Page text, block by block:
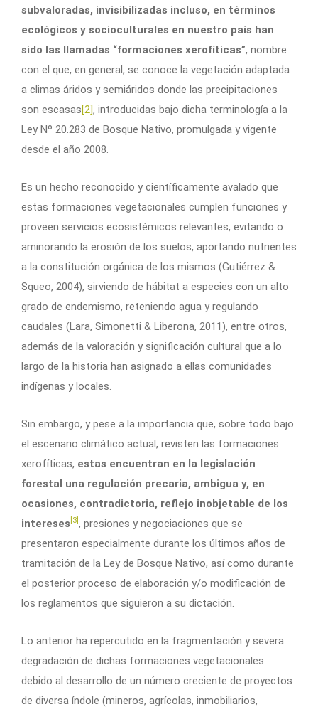
subvaloradas, invisibilizadas incluso, en términos
ecológicos y socioculturales en nuestro país han
sido las llamadas “formaciones xerofíticas”, nombre
con el que, en general, se conoce la vegetación adaptada
a climas áridos y semiáridos donde las precipitaciones
son escasas[2], introducidas bajo dicha terminología a la
Ley Nº 20.283 de Bosque Nativo, promulgada y vigente
desde el año 2008.
Es un hecho reconocido y científicamente avalado que
estas formaciones vegetacionales cumplen funciones y
proveen servicios ecosistémicos relevantes, evitando o
aminorando la erosión de los suelos, aportando nutrientes
a la constitución orgánica de los mismos (Gutiérrez &
Squeo, 2004), sirviendo de hábitat a especies con un alto
grado de endemismo, reteniendo agua y regulando
caudales (Lara, Simonetti & Liberona, 2011), entre otros,
además de la valoración y significación cultural que a lo
largo de la historia han asignado a ellas comunidades
indígenas y locales.
Sin embargo, y pese a la importancia que, sobre todo bajo
el escenario climático actual, revisten las formaciones
xerofíticas, estas encuentran en la legislación
forestal una regulación precaria, ambigua y, en
ocasiones, contradictoria, reflejo inobjetable de los
intereses [3], presiones y negociaciones que se
presentaron especialmente durante los últimos años de
tramitación de la Ley de Bosque Nativo, así como durante
el posterior proceso de elaboración y/o modificación de
los reglamentos que siguieron a su dictación.
Lo anterior ha repercutido en la fragmentación y severa
degradación de dichas formaciones vegetacionales
debido al desarrollo de un número creciente de proyectos
de diversa índole (mineros, agrícolas, inmobiliarios,